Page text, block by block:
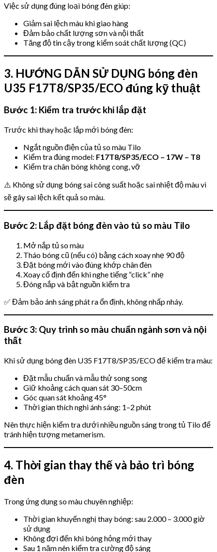
Việc sử dụng đúng loại bóng đèn giúp:
Giảm sai lệch màu khi giao hàng
Đảm bảo chất lượng sơn và nội thất
Tăng độ tin cậy trong kiểm soát chất lượng (QC)
3. HƯỚNG DẪN SỬ DỤNG bóng đèn
U35 F17T8/SP35/ECO đúng kỹ thuật
Bước 1: Kiểm tra trước khi lắp đặt
Trước khi thay hoặc lắp mới bóng đèn:
Ngắt nguồn điện của tủ so màu Tilo
Kiểm tra đúng model: F17T8/SP35/ECO – 17W – T8
Kiểm tra chân bóng không cong, vỡ
⚠️ Không sử dụng bóng sai công suất hoặc sai nhiệt độ màu vì
sẽ gây sai lệch kết quả so màu.
Bước 2: Lắp đặt bóng đèn vào tủ so màu Tilo
Mở nắp tủ so màu
Tháo bóng cũ (nếu có) bằng cách xoay nhẹ 90 độ
Đặt bóng mới vào đúng khớp chân đèn
Xoay cố định đến khi nghe tiếng “click” nhẹ
Đóng nắp và bật nguồn kiểm tra
✅ Đảm bảo ánh sáng phát ra ổn định, không nhấp nháy.
Bước 3: Quy trình so màu chuẩn ngành sơn và nội
thất
Khi sử dụng bóng đèn U35 F17T8/SP35/ECO để kiểm tra màu:
Đặt mẫu chuẩn và mẫu thử song song
Giữ khoảng cách quan sát 30–50cm
Góc quan sát khoảng 45°
Thời gian thích nghi ánh sáng: 1–2 phút
Nên thực hiện kiểm tra dưới nhiều nguồn sáng trong tủ Tilo để
tránh hiện tượng metamerism.
4. Thời gian thay thế và bảo trì bóng
đèn
Trong ứng dụng so màu chuyên nghiệp:
Thời gian khuyến nghị thay bóng: sau 2.000 – 3.000 giờ
sử dụng
Không đợi đến khi bóng hỏng mới thay
Sau 1 năm nên kiểm tra cường độ sáng